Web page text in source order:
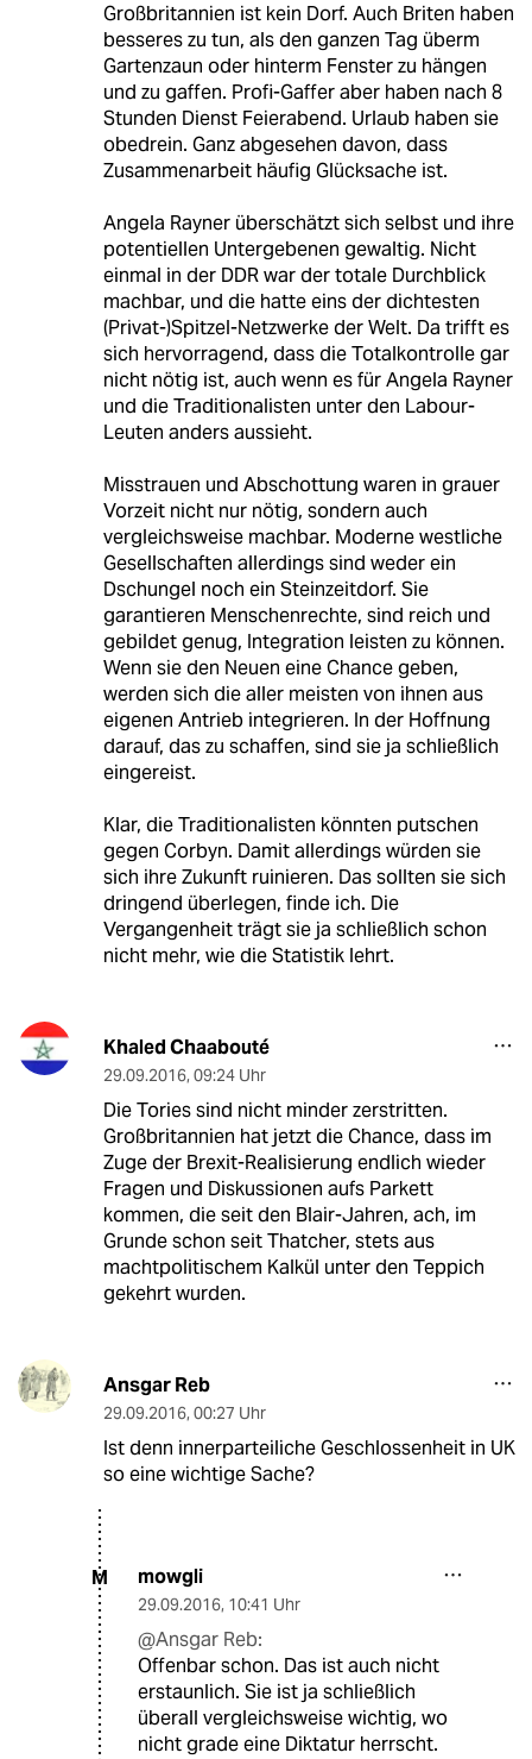
Großbritannien ist kein Dorf. Auch Briten haben
besseres zu tun, als den ganzen Tag überm
Gartenzaun oder hinterm Fenster zu hängen
und zu gaffen. Profi-Gaffer aber haben nach 8
Stunden Dienst Feierabend. Urlaub haben sie
obedrein. Ganz abgesehen davon, dass
Zusammenarbeit häufig Glücksache ist.
Angela Rayner überschätzt sich selbst und ihre
potentiellen Untergebenen gewaltig. Nicht
einmal in der DDR war der totale Durchblick
machbar, und die hatte eins der dichtesten
(Privat-)Spitzel-Netzwerke der Welt. Da trifft es
sich hervorragend, dass die Totalkontrolle gar
nicht nötig ist, auch wenn es für Angela Rayner
und die Traditionalisten unter den Labour-
Leuten anders aussieht.
Misstrauen und Abschottung waren in grauer
Vorzeit nicht nur nötig, sondern auch
vergleichsweise machbar. Moderne westliche
Gesellschaften allerdings sind weder ein
Dschungel noch ein Steinzeitdorf. Sie
garantieren Menschenrechte, sind reich und
gebildet genug, Integration leisten zu können.
Wenn sie den Neuen eine Chance geben,
werden sich die aller meisten von ihnen aus
eigenen Antrieb integrieren. In der Hoffnung
darauf, das zu schaffen, sind sie ja schließlich
eingereist.
Klar, die Traditionalisten könnten putschen
gegen Corbyn. Damit allerdings würden sie
sich ihre Zukunft ruinieren. Das sollten sie sich
dringend überlegen, finde ich. Die
Vergangenheit trägt sie ja schließlich schon
nicht mehr, wie die Statistik lehrt.
Khaled Chaabouté
29.09.2016, 09:24 Uhr
Die Tories sind nicht minder zerstritten.
Großbritannien hat jetzt die Chance, dass im
Zuge der Brexit-Realisierung endlich wieder
Fragen und Diskussionen aufs Parkett
kommen, die seit den Blair-Jahren, ach, im
Grunde schon seit Thatcher, stets aus
machtpolitischem Kalkül unter den Teppich
gekehrt wurden.
Ansgar Reb
29.09.2016, 00:27 Uhr
Ist denn innerparteiliche Geschlossenheit in UK
so eine wichtige Sache?
M mowgli
29.09.2016, 10:41 Uhr
@Ansgar Reb:
Offenbar schon. Das ist auch nicht
erstaunlich. Sie ist ja schließlich
überall vergleichsweise wichtig, wo
nicht grade eine Diktatur herrscht.